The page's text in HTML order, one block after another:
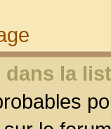
dans la